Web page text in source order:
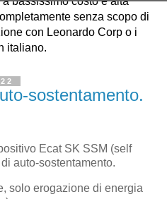
senza scopo di
con Leonardo Corp o i
italiano.
sostentamento.
Ecat SK SSM (self
auto-sostentamento.
solo erogazione di energia